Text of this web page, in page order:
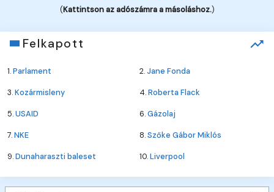
(Kattintson az adószámra a másoláshoz.)
Felkapott
1.Parlament 2.Jane Fonda
3.Kozármisleny 4.Roberta Flack
5.USAID 6.Gázolaj
7.NKE 8.Szőke Gábor Miklós
9.Dunaharaszti baleset 10.Liverpool